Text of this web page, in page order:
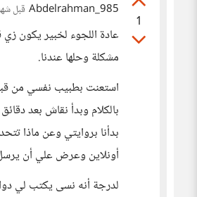
1
Abdelrahman_985 قبل
عادة اللجوء لخبير يكون
مشكلة وحلها عندنا.
استعنت بطبيب نفسي من
بالكلام وبدأ نقاش بعد
بدأنا بروايتي وعن ماذا
أونلاين وعرض علي أن
لدرجة أنه نسى يكتب لي